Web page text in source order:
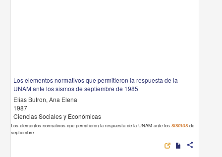
Los elementos normativos que permitieron la respuesta de la
UNAM ante los sismos de septiembre de 1985
Elias Butron, Ana Elena
1987
Ciencias Sociales y Económicas
Los elementos normativos que permitieron la respuesta de la UNAM ante lossismosde
septiembre
share